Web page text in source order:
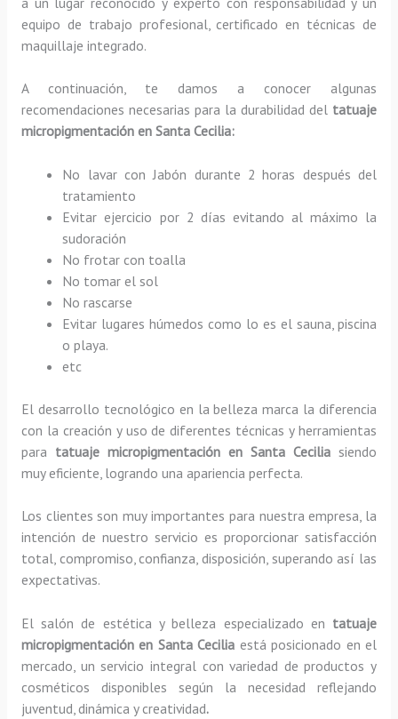
equipo de trabajo profesional, certificado en técnicas de
maquillaje integrado.
A continuación, te damos a conocer algunas
recomendaciones necesarias para la durabilidad del tatuaje
micropigmentaciónen Santa Cecilia:
No lavar con Jabón durante 2 horas después del
tratamiento
Evitar ejercicio por 2 días evitando al máximo la
sudoración
No frotar con toalla
No tomar el sol
No rascarse
Evitar lugares húmedos como lo es el sauna, piscina
o playa.
etc
El desarrollo tecnológico en la belleza marca la diferencia
con la creación y uso de diferentes técnicas y herramientas
para tatuaje micropigmentaciónen Santa Cecilia siendo
muy eficiente, logrando una apariencia perfecta.
Los clientes son muy importantes para nuestra empresa, la
intención de nuestro servicio es proporcionar satisfacción
total, compromiso, confianza, disposición, superando así las
expectativas.
El salón de estética y belleza especializado en tatuaje
micropigmentaciónen Santa Cecilia está posicionado en el
mercado, un servicio integral con variedad de productos y
cosméticos disponibles según la necesidad reflejando
juventud, dinámica y creatividad.